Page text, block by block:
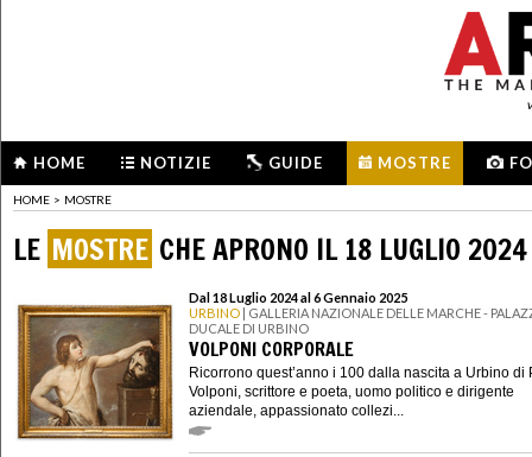
HOME NOTIZIE GUIDE MOSTRE
HOME > MOSTRE
LE MOSTRE CHE APRONO IL 18 LUGLIO 2024
Dal 18 Luglio 2024 al 6 Gennaio 2025
URBINO | GALLERIA NAZIONALE DELLE MARCHE -
DUCALE DI URBINO
VOLPONI CORPORALE
Ricorrono quest’anno i 100 dalla nascita a Urbino di
Volponi, scrittore e poeta, uomo politico e dirigente
aziendale, appassionato collezi...